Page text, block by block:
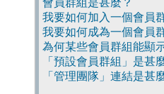
會員群組是甚麼？
我要如何加入一個會員
我要如何成為一個會員
為何某些會員群組能顯
「預設會員群組」是甚
「管理團隊」連結是甚